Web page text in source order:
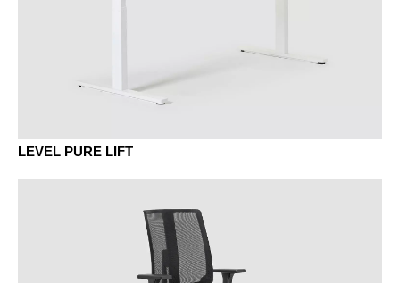
KD châtaignier naturel
LEVEL PURE LIFT